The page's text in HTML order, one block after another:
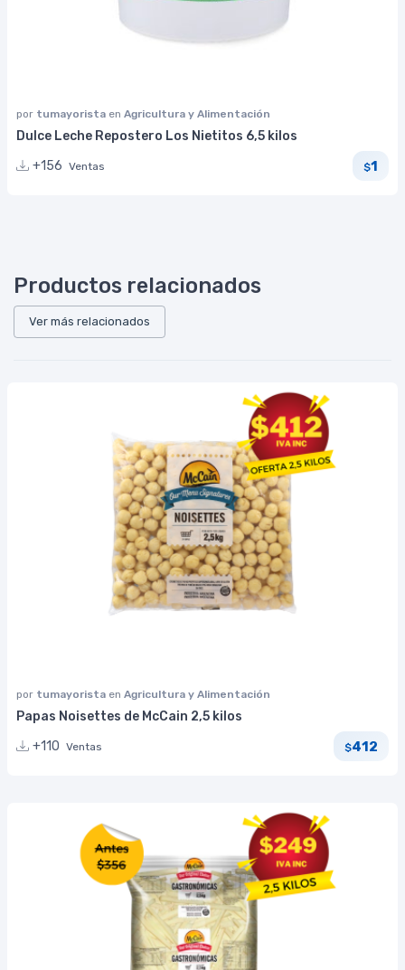
por tumayorista en Agricultura y Alimentación
Dulce Leche Repostero Los Nietitos 6,5 kilos
+156 Ventas $1
Productos relacionados
Ver más relacionados
por tumayorista en Agricultura y Alimentación
Papas Noisettes de McCain 2,5 kilos
+110 Ventas $412